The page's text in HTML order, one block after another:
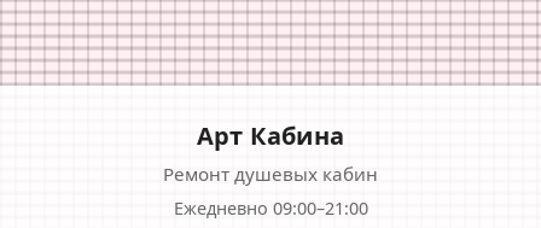
Арт Кабина
Ремонт душевых кабин
Ежедневно 09:00–21:00